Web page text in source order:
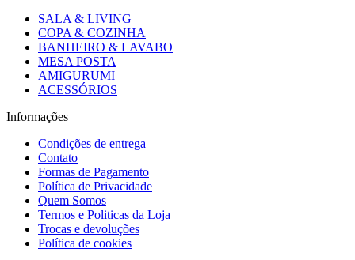
SALA & LIVING
COPA & COZINHA
BANHEIRO & LAVABO
MESA POSTA
AMIGURUMI
ACESSÓRIOS
Informações
Condições de entrega
Contato
Formas de Pagamento
Política de Privacidade
Quem Somos
Termos e Politicas da Loja
Trocas e devoluções
Política de cookies